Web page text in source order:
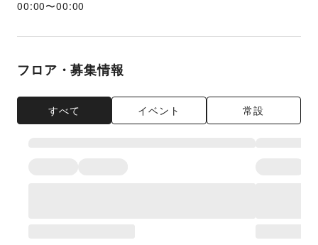
00:00〜00:00
フロア・募集情報
すべて イベント 常設